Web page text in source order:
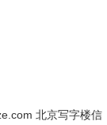
北京写字楼信